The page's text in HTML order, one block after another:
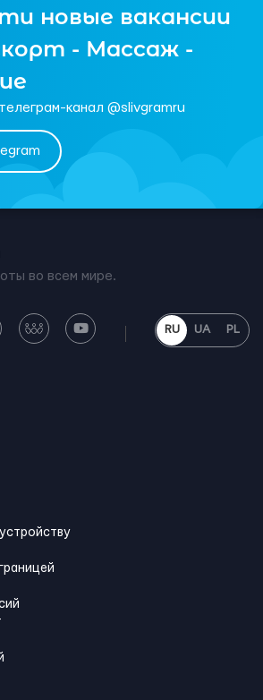
новые вакансии
- Массаж -
канал @slivgramru
во всем мире.
RU UA PL